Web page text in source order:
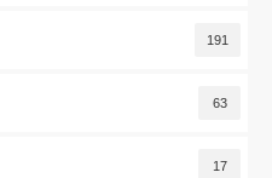
191
63
17